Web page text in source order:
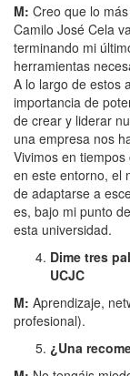
M: Creo que lo
Camilo José Cela
terminando mi
herramientas
A lo largo de estos
importancia de
de crear y liderar
una empresa nos
Vivimos en
en este entorno, el
de adaptarse a
es, bajo mi punto
esta universidad.
Dime tres
UCJC
M: Aprendizaje,
profesional).
¿Una